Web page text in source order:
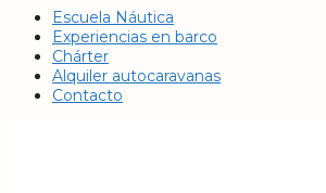
Escuela Náutica
Experiencias en barco
Chárter
Alquiler autocaravanas
Contacto